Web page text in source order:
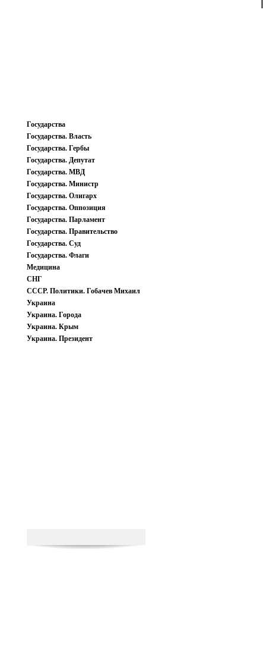
Государства
Государства. Власть
Государства. Гербы
Государства. Депутат
Государства. МВД
Государства. Министр
Государства. Олигарх
Государства. Оппозиция
Государства. Парламент
Государства. Правительство
Государства. Суд
Государства. Флаги
Медицина
СНГ
СССР. Политики. Гобачев Михаил
Украина
Украина. Города
Украина. Крым
Украина. Президент